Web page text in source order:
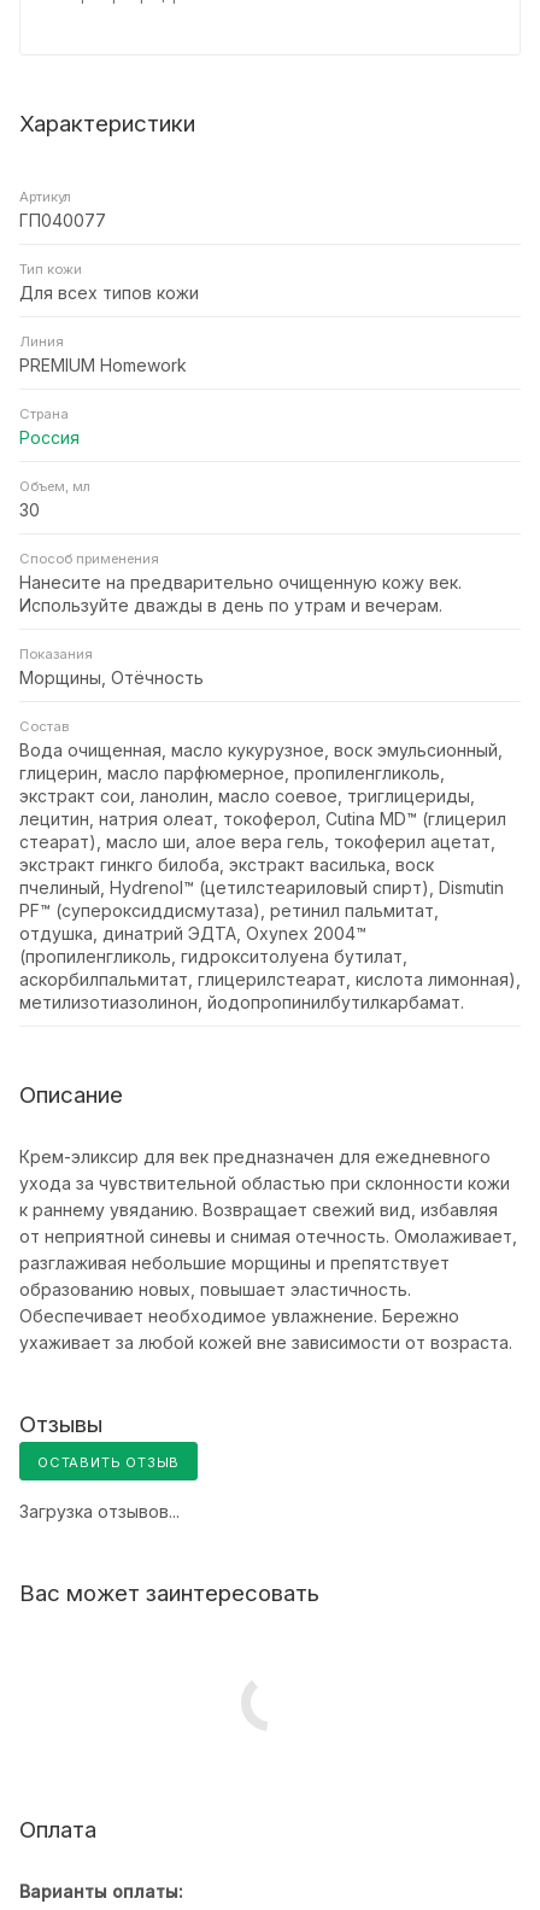
Характеристики
Артикул
ГП040077
Тип кожи
Для всех типов кожи
Линия
PREMIUM Homework
Страна
Россия
Объем, мл
30
Способ применения
Нанесите на предварительно очищенную кожу век.
Используйте дважды в день по утрам и вечерам.
Показания
Морщины, Отёчность
Состав
Вода очищенная, масло кукурузное, воск эмульсионный,
глицерин, масло парфюмерное, пропиленгликоль,
экстракт сои, ланолин, масло соевое, триглицериды,
лецитин, натрия олеат, токоферол, Cutina MD™ (глицерил
стеарат), масло ши, алое вера гель, токоферил ацетат,
экстракт гинкго билоба, экстракт василька, воск
пчелиный, Hydrenol™ (цетилстеариловый спирт), Dismutin
PF™ (супероксиддисмутаза), ретинил пальмитат,
отдушка, динатрий ЭДТА, Oxynex 2004™
(пропиленгликоль, гидрокситолуена бутилат,
аскорбилпальмитат, глицерилстеарат, кислота лимонная),
метилизотиазолинон, йодопропинилбутилкарбамат.
Описание
Крем-эликсир для век предназначен для ежедневного
ухода за чувствительной областью при склонности кожи
к раннему увяданию. Возвращает свежий вид, избавляя
от неприятной синевы и снимая отечность. Омолаживает,
разглаживая небольшие морщины и препятствует
образованию новых, повышает эластичность.
Обеспечивает необходимое увлажнение. Бережно
ухаживает за любой кожей вне зависимости от возраста.
Отзывы
ОСТАВИТЬ ОТЗЫВ
Загрузка отзывов...
Вас может заинтересовать
Оплата
Варианты оплаты: